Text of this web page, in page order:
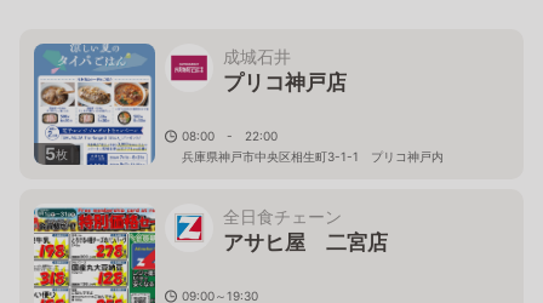
5枚
成城石井
プリコ神戸店
08:00 - 22:00
兵庫県神戸市中央区相生町3-1-1 プリコ神戸内
全日食チェーン
アサヒ屋 二宮店
09:00～19:30